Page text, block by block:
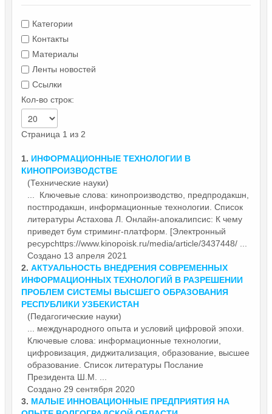
Категории
Контакты
Материалы
Ленты новостей
Ссылки
Кол-во строк:
Страница 1 из 2
1. ИНФОРМАЦИОННЫЕ ТЕХНОЛОГИИ В
КИНОПРОИЗВОДСТВЕ
(Технические науки)
... Ключевые слова: кинопроизводство, предпродакшн,
постпродакшн, информационные технологии. Список
литературы Астахова Л. Онлайн-апокалипсис: К чему
приведет бум стриминг-платформ. [Электронный
ресурсhttps://www.kinopoisk.ru/media/article/3437448/ ...
Создано 13 апреля 2021
2. АКТУАЛЬНОСТЬ ВНЕДРЕНИЯ СОВРЕМЕННЫХ
ИНФОРМАЦИОННЫХ ТЕХНОЛОГИЙ В РАЗРЕШЕНИИ
ПРОБЛЕМ СИСТЕМЫ ВЫСШЕГО ОБРАЗОВАНИЯ
РЕСПУБЛИКИ УЗБЕКИСТАН
(Педагогические науки)
... международного опыта и условий цифровой эпохи.
Ключевые слова: информационные технологии,
цифровизация, диджитализация, образование, высшее
образование. Список литературы Послание
Президента Ш.М. ...
Создано 29 сентября 2020
3. МАЛЫЕ ИННОВАЦИОННЫЕ ПРЕДПРИЯТИЯ НА